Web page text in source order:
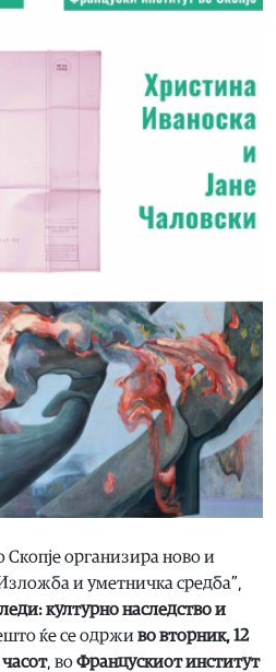
Скопје организира ново и
и уметничка средба”,
културно наследство и
ќе се одрживовторник, 12
, воФранцускиот институт